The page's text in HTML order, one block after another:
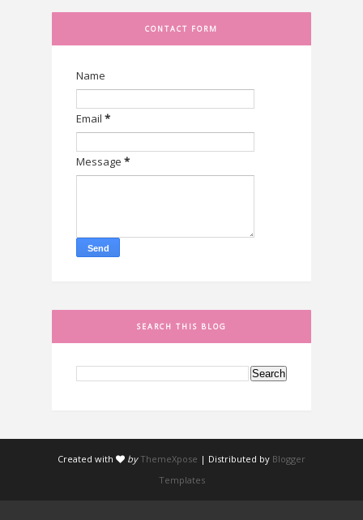
CONTACT FORM
Name
Email *
Message *
SEARCH THIS BLOG
Created with by ThemeXpose | Distributed by Blogger
Templates